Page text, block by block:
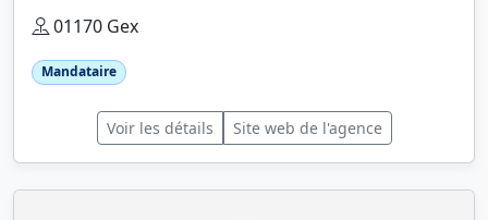
01170 Gex
Mandataire
Voir les détails Site web de l'agence